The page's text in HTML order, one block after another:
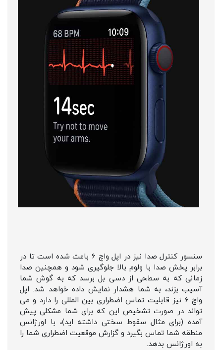
سنسور کنترل صدا نیز در اپل واچ 6 باعث شده است تا در
برابر پخش صدا با ولوم بالا جلوگیری شود و همچنین صدا
زمانی که به سطحی از دسی بل برسد که به گوش شما
آسیب بزند، به شما هشدار نمایش داده خواهد شد. اپل
واچ 6 نیز قابلیت تماس اضطراری بین المللی را دارد و می
تواند در صورت تشخیص این که برای شما مشکلی پیش
آمده (برای مثال سقوط سختی داشته اید)، با اورژانس
منطقه شما تماس بگیرد و گزارش موقعیت اضطراری شما را
به اورژانس بدهد.